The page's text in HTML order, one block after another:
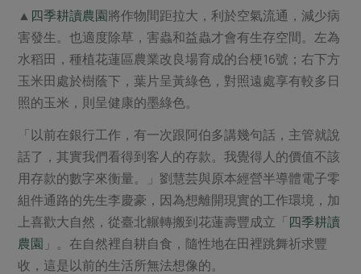
調理食材・點心
調味醬料/南北貨 烘焙
保健食品
美妝保養 個人清潔
家庭清潔 織品
日用品 圖書禮品
防災用品
醬料
湯品．鍋物
漬物
涼拌沙拉
飲品
主題食譜
異國料理
合作25-精選產品第三彈
更多當季產品
議題活動
30%rPET紅烏龍茶
2024農業發展計畫年度報告
更多議題活動
把最好的台灣味帶回家！
減硝酸鹽 惜食
非基改運動 支持本土農糧
廢核運動 能源議題
減添加物 減塑減廢
公益金 食農教育
更多議題
生活者e週報
綠主張月刊
自主把關
檢驗報告
硝酸鹽檢驗
合作社法規
社務專區
選舉專區
最新消息
▲ 四季耕讀農園將作物間距拉大，利於空氣流通，減少病
害發生。也適度除草，害蟲和益蟲才會有生存空間。左為
水稻田，種植花蓮區農業改良場育成的台梗16號；右下方
玉米田處於樹蔭下，葉片呈黃綠色，對照遠處享有較多日
照的玉米，則呈健康的墨綠色。
「以前在銀行工作，有一次跟阿伯多講幾句話，主管就說
話了，其實我們看得到客人的存款。我覺得人的價值不該
用存款的數字來衡量。」劉慧芸與原本經營半導體電子零
組件通路的先生李慶豪，因為想離開現實的工作環境，加
上喜歡大自然，從臺北輾轉搬到花蓮壽豐成立「 四季耕讀
農園 」。在自然裡自耕自食，隨性地在田裡跳舞祈求豐
收，這是以前的生活所無法想像的。